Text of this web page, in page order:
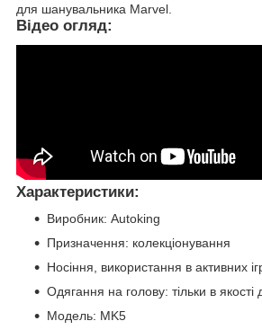
для шанувальника Marvel.
Відео огляд:
Характеристики:
Виробник: Autoking
Призначення: колекціонування
Носіння, використання в активних
Одягання на голову: тільки в якості
Модель: MK5